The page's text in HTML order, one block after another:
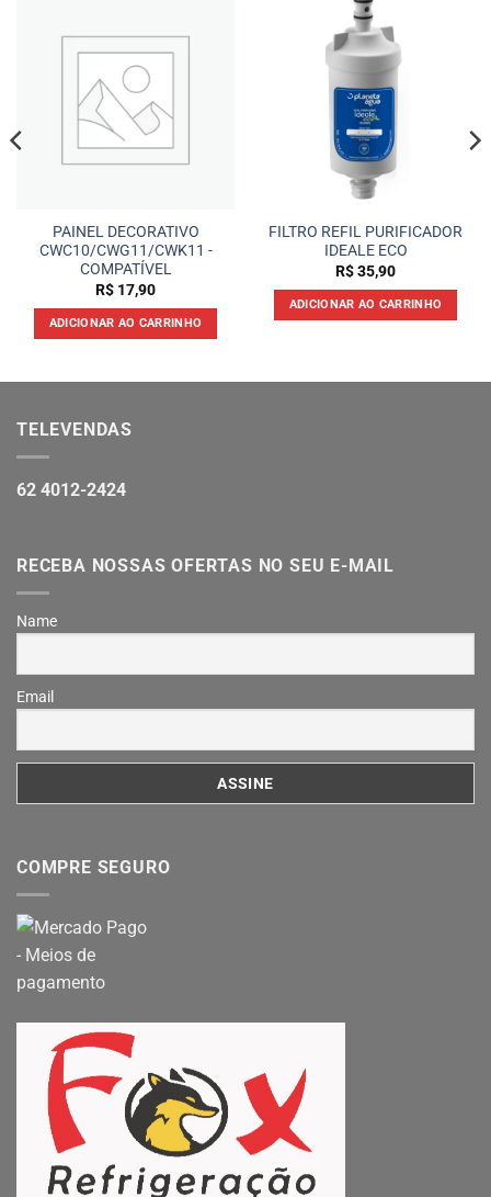
PAINEL DECORATIVO
CWC10/CWG11/CWK11 -
COMPATÍVEL
R$ 17,90
ADICIONAR AO CARRINHO
FILTRO REFIL PURIFICADOR
IDEALE ECO
R$35,90
ADICIONAR AO CARRINHO
TELEVENDAS
62 4012-2424
RECEBA NOSSAS OFERTAS NO SEU E-MAIL
Name
Email
COMPRE SEGURO